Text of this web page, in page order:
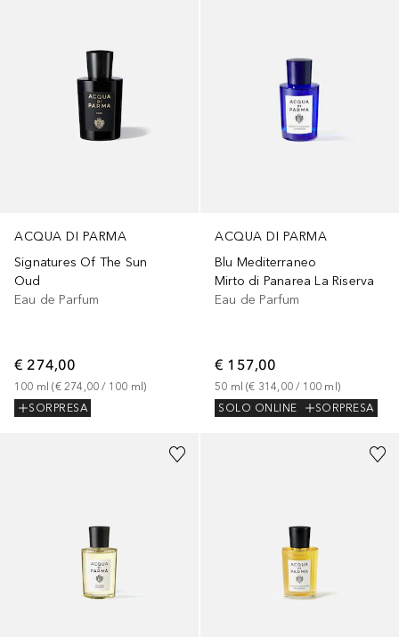
ACQUA DI PARMA
Signatures Of The Sun
Oud
Eau de Parfum
€ 274,00
100 ml (€ 274,00 / 100 ml)
SORPRESA
ACQUA DI PARMA
Blu Mediterraneo
Mirto di Panarea La Riserva
Eau de Parfum
€ 157,00
50 ml (€ 314,00 / 100 ml )
SOLO ONLINE
SORPRESA